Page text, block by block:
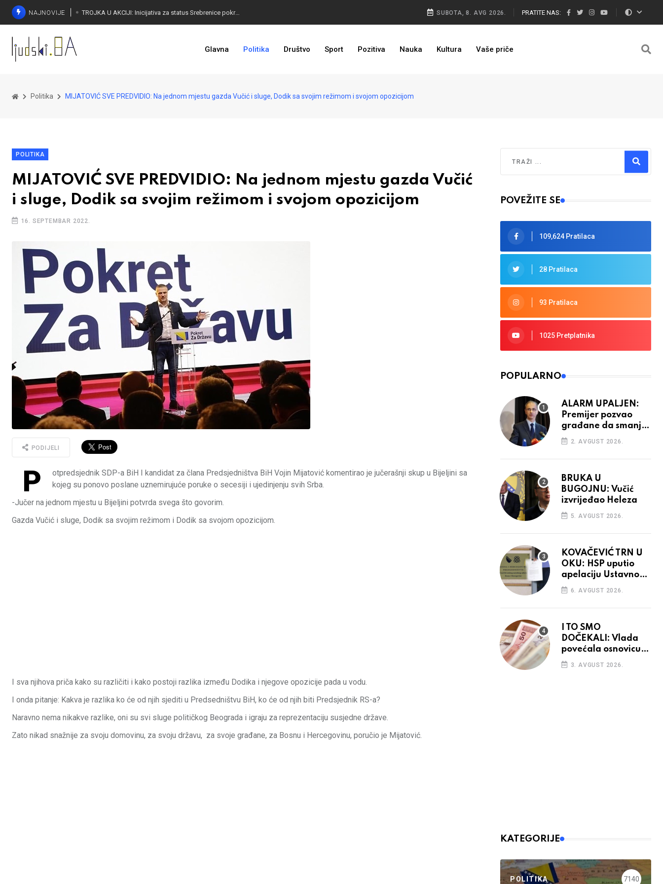
NAJNOVIJE TROJKA U AKCIJI: Inicijativa za status Srebrenice pokrenuta
ZASTRAŠIVANJE I PRITISCI: Saslušane još 4 osobe, 26 na popisu
SUBOTA, 8. AVG 2026. PRATITE NAS:
Glavna Politika Društvo Sport Pozitiva Nauka Kultura Vaše priče
Politika MIJATOVIĆ SVE PREDVIDIO: Na jednom mjestu gazda Vučić i sluge, Dodik sa svojim režimom i svojom opozicijom
POLITIKA
MIJATOVIĆ SVE PREDVIDIO: Na jednom mjestu gazda Vučić
i sluge, Dodik sa svojim režimom i svojom opozicijom
16. SEPTEMBAR 2022.
PODIJELI
P
otpredsjednik SDP-a BiH I kandidat za člana Predsjedništva BiH Vojin Mijatović komentirao je jučerašnji skup u Bijeljini sa
kojeg su ponovo poslane uznemirujuće poruke o secesiji i ujedinjenju svih Srba.
-Jučer na jednom mjestu u Bijeljini potvrda svega što govorim.
Gazda Vučić i sluge, Dodik sa svojim režimom i Dodik sa svojom opozicijom.
I sva njihova priča kako su različiti i kako postoji razlika između Dodika i njegove opozicije pada u vodu.
I onda pitanje: Kakva je razlika ko će od njih sjediti u Predsedništvu BiH, ko će od njih biti Predsjednik RS-a?
Naravno nema nikakve razlike, oni su svi sluge političkog Beograda i igraju za reprezentaciju susjedne države.
Zato nikad snažnije za svoju domovinu, za svoju državu, za svoje građane, za Bosnu i Hercegovinu, poručio je Mijatović.
Type 2 or more characters for results.
POVEŽITE SE
109,624 Pratilaca
28 Pratilaca
93 Pratilaca
1025 Pretplatnika
POPULARNO
ALARM UPALJEN:
Premijer pozvao
građane da smanje
potrošnju struje
2. AVGUST 2026.
BRUKA U
BUGOJNU: Vučić
izvrijeđao Heleza
5. AVGUST 2026.
KOVAČEVIĆ TRN U
OKU: HSP uputio
apelaciju Ustavnom
sudu BiH
6. AVGUST 2026.
I TO SMO
DOČEKALI: Vlada
povećala osnovicu
za obračun plaća
budžetskim
3. AVGUST 2026.
KATEGORIJE
POLITIKA 7140